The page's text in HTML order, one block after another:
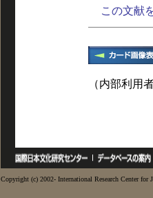
この文献
（内部利用
Copyright (c) 2002- International Research Center for